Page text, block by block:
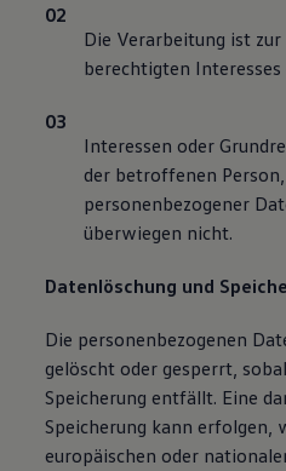
Die Verarbeitung ist zur
berechtigten
Interessen oder
der betroffenen
personenbezogener
überwiegen nicht.
Datenlöschung und
Die personenbezogenen
gelöscht oder gesperrt,
Speicherung entfällt. Eine
Speicherung kann erfolgen,
europäischen oder